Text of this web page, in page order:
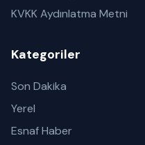
KVKK Aydınlatma Metni
Kategoriler
Son Dakika
Yerel
Esnaf Haber